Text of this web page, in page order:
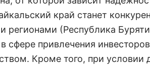
край станет
регионами (Республика
сфере привлечения
Кроме того, при условии